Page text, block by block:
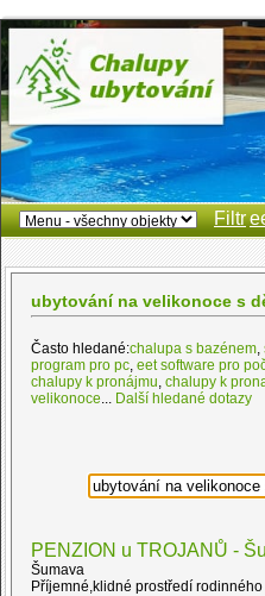
Filtr
ubytování na velikonoce s
Často hledané:chalupa s bazénem,
program pro pc, eet software pro
chalupy k pronájmu, chalupy k
velikonoce... Další hledané dotazy
PENZION u TROJANŮ -
Šumava
Příjemné,klidné prostředí